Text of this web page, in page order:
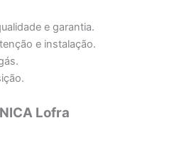
e garantia.
e instalação.
Lofra